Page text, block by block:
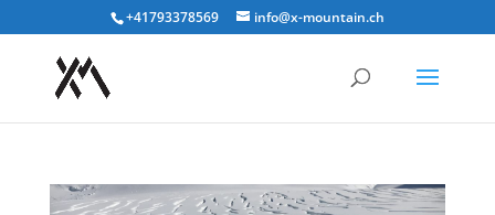
+41793378569 info@x-mountain.ch